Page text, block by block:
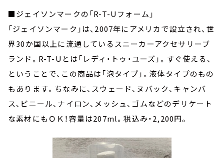
■ジェイソンマークの「R-T-Uフォーム」
「ジェイソンマーク」は、2007年にアメリカで設立され、世
界30か国以上に流通しているスニーカーアクセサリーブ
ランド。R-T-Uとは「レディ・トゥ・ユーズ」。すぐ使える、
ということで、この商品は「泡タイプ」。液体タイプのもの
もあります。ちなみに、スウェード、ヌバック、キャンバ
ス、ビニール、ナイロン、メッシュ、ゴムなどのデリケート
な素材にもＯＫ！容量は207ml。税込み・2,200円。